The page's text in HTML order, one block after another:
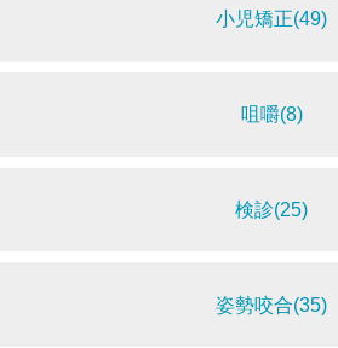
小児矯正(49)
咀嚼(8)
検診(25)
姿勢咬合(35)